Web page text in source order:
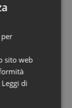
alle
delle
a marzo/aprile
nuovamente
la scelta tra
per forza,
ordinistiche
legge
sito web
Leggi di